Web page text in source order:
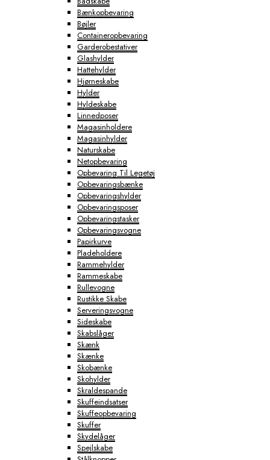
Bænkopbevaring
Bøjler
Containeropbevaring
Garderobestativer
Glashylder
Hattehylder
Hjørneskabe
Hylder
Hyldeskabe
Linnedposer
Magasinholdere
Magasinhylder
Naturskabe
Netopbevaring
Opbevaring Til Legetøj
Opbevaringsbænke
Opbevaringshylder
Opbevaringsposer
Opbevaringstasker
Opbevaringsvogne
Papirkurve
Pladeholdere
Rammehylder
Rammeskabe
Rullevogne
Rustikke Skabe
Serveringsvogne
Sideskabe
Skabslåger
Skænk
Skænke
Skobænke
Skohylder
Skraldespande
Skuffeindsatser
Skuffeopbevaring
Skuffer
Skydelåger
Spejlskabe